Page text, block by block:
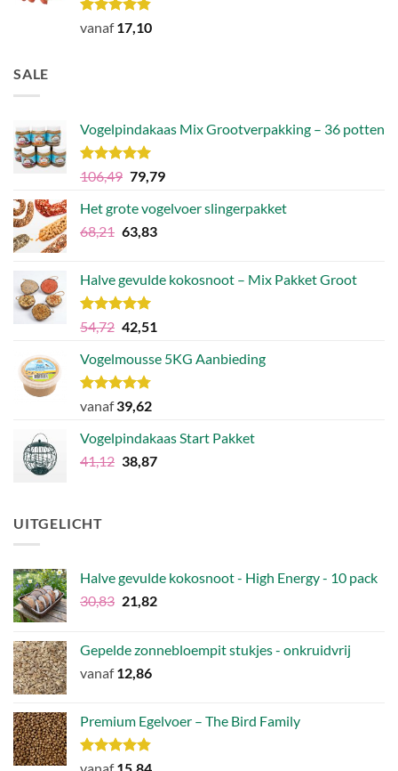
Waardering
uit 5
vanaf17,10
SALE
Vogelpindakaas Mix Grootverpakking – 36 potten
Waardering
uit 5
106,49 Oorspronkelijke
was:
€106,49.
79,79Huidige
is:
Het grote vogelvoer slingerpakket
68,21 Oorspronkelijke
€68,21.
63,83Huidige
€63,83.
Halve gevulde kokosnoot – Mix Pakket Groot
Waardering
5.00
uit 5
54,72 Oorspronkelijke
was:
€54,72.
42,51
is:
Vogelmousse 5KG Aanbieding
Waardering
uit 5
vanaf39,62
Vogelpindakaas Start Pakket
41,12 Oorspronkelijke
38,87Huidige
UITGELICHT
Halve gevulde kokosnoot - High Energy - 10 pack
30,83 Oorspronkelijke
€30,83.
21,82Huidige
€21,82.
Gepelde zonnebloempit stukjes - onkruidvrij
vanaf12,86
Premium Egelvoer – The Bird Family
Waardering